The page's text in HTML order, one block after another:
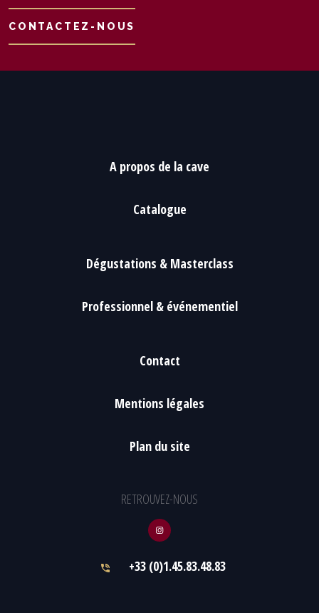
CONTACTEZ-NOUS
A propos de la cave
Catalogue
Dégustations & Masterclass
Professionnel & événementiel
Contact
Mentions légales
Plan du site
RETROUVEZ-NOUS
+33 (0)1.45.83.48.83